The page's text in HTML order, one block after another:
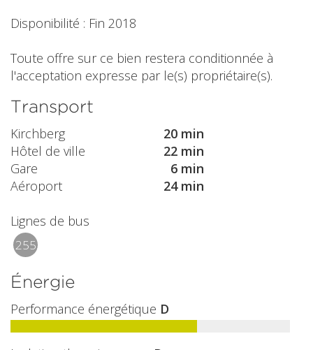
Disponibilité : Fin 2018
Toute offre sur ce bien restera conditionnée à
l'acceptation expresse par le(s) propriétaire(s).
Transport
Kirchberg
20 min
Hôtel de ville
22 min
Gare
6 min
Aéroport
24 min
Lignes de bus
255
Énergie
Performance énergétique D